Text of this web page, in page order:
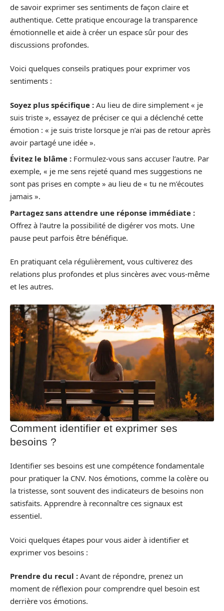
de savoir exprimer ses sentiments de façon claire et
authentique. Cette pratique encourage la transparence
émotionnelle et aide à créer un espace sûr pour des
discussions profondes.
Voici quelques conseils pratiques pour exprimer vos
sentiments :
Soyez plus spécifique : Au lieu de dire simplement « je
suis triste », essayez de préciser ce qui a déclenché cette
émotion : « je suis triste lorsque je n’ai pas de retour après
avoir partagé une idée ».
Évitez le blâme : Formulez-vous sans accuser l’autre. Par
exemple, « je me sens rejeté quand mes suggestions ne
sont pas prises en compte » au lieu de « tu ne m’écoutes
jamais ».
Partagez sans attendre une réponse immédiate :
Offrez à l’autre la possibilité de digérer vos mots. Une
pause peut parfois être bénéfique.
En pratiquant cela régulièrement, vous cultiverez des
relations plus profondes et plus sincères avec vous-même
et les autres.
Comment identifier et exprimer ses
besoins ?
Identifier ses besoins est une compétence fondamentale
pour pratiquer la CNV. Nos émotions, comme la colère ou
la tristesse, sont souvent des indicateurs de besoins non
satisfaits. Apprendre à reconnaître ces signaux est
essentiel.
Voici quelques étapes pour vous aider à identifier et
exprimer vos besoins :
Prendre du recul : Avant de répondre, prenez un
moment de réflexion pour comprendre quel besoin est
derrière vos émotions.